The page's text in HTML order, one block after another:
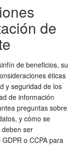
de
de beneficios, su
éticas
y seguridad de los
de información
preguntas sobre
y cómo se
ser
o CCPA para